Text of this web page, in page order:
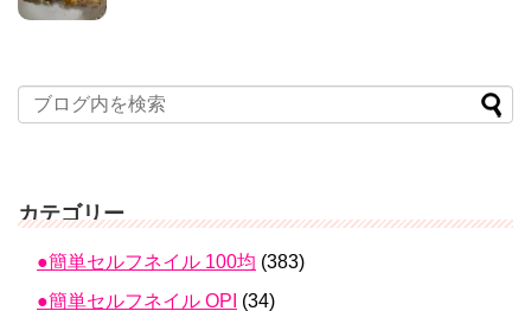
カテゴリー
●簡単セルフネイル 100均 (383)
●簡単セルフネイル OPI (34)